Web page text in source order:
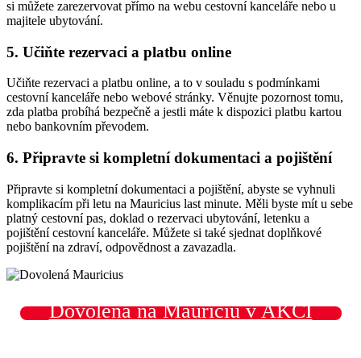
si můžete zarezervovat přímo na webu cestovní kanceláře nebo u
majitele ubytování.
5. Učiňte rezervaci a platbu online
Učiňte rezervaci a platbu online, a to v souladu s podmínkami
cestovní kanceláře nebo webové stránky. Věnujte pozornost tomu,
zda platba probíhá bezpečně a jestli máte k dispozici platbu kartou
nebo bankovním převodem.
6. Připravte si kompletní dokumentaci a pojištění
Připravte si kompletní dokumentaci a pojištění, abyste se vyhnuli
komplikacím při letu na Mauricius last minute. Měli byste mít u sebe
platný cestovní pas, doklad o rezervaci ubytování, letenku a
pojištění cestovní kanceláře. Můžete si také sjednat doplňkové
pojištění na zdraví, odpovědnost a zavazadla.
Dovolená na Mauriciu v AKCI